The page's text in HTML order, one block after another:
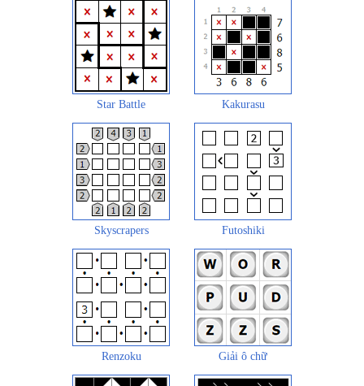
Star Battle Kakurasu
Skyscrapers Futoshiki
Renzoku Giải ô chữ